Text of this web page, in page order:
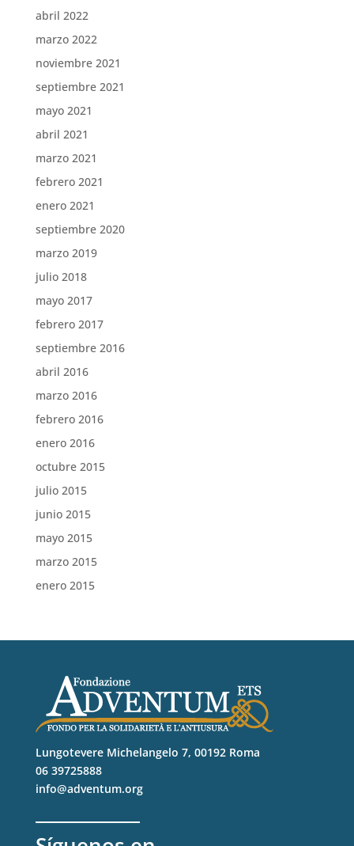
abril 2022
marzo 2022
noviembre 2021
septiembre 2021
mayo 2021
abril 2021
marzo 2021
febrero 2021
enero 2021
septiembre 2020
marzo 2019
julio 2018
mayo 2017
febrero 2017
septiembre 2016
abril 2016
marzo 2016
febrero 2016
enero 2016
octubre 2015
julio 2015
junio 2015
mayo 2015
marzo 2015
enero 2015
Lungotevere Michelangelo 7, 00192 Roma
06 39725888
info@adventum.org